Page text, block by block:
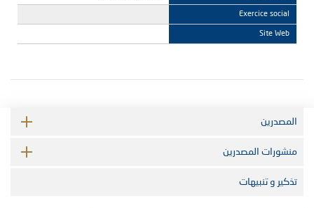
Exercice social
Site Web
المصدرين
منشورات المصدرين
تذكير و تنبيهات